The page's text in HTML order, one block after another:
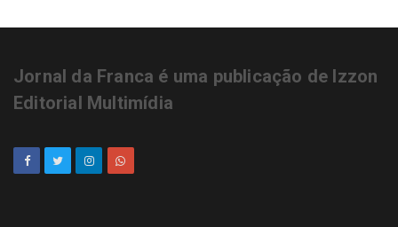
Jornal da Franca é uma publicação de Izzon
Editorial Multimídia